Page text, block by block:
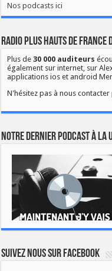
Nos podcasts ici
Radio Plus Hauts de France
Plus de30 000 auditeurs
également sur internet, sur
applications ios et android
N'hésitez pas à nous
Notre dernier podcast à la
Suivez nous sur Facebook